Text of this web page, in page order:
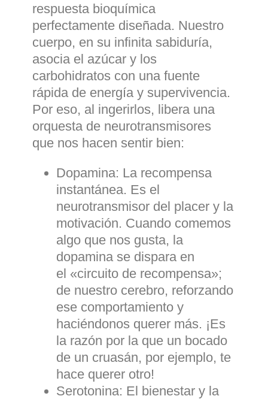
respuesta bioquímica
perfectamente diseñada. Nuestro
cuerpo, en su infinita sabiduría,
asocia el azúcar y los
carbohidratos con una fuente
rápida de energía y supervivencia.
Por eso, al ingerirlos, libera una
orquesta de neurotransmisores
que nos hacen sentir bien:
Dopamina: La recompensa
instantánea. Es el
neurotransmisor del placer y la
motivación. Cuando comemos
algo que nos gusta, la
dopamina se dispara en
el «circuito de recompensa»;
de nuestro cerebro, reforzando
ese comportamiento y
haciéndonos querer más. ¡Es
la razón por la que un bocado
de un cruasán, por ejemplo, te
hace querer otro!
Serotonina: El bienestar y la